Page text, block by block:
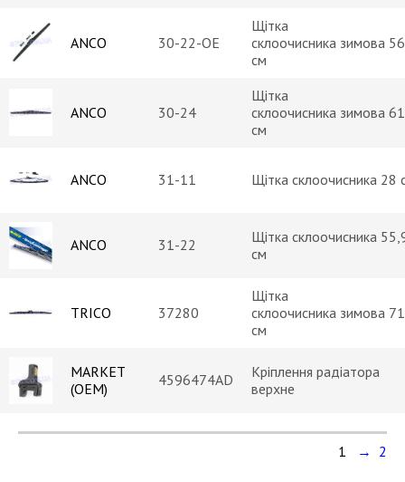
ANCO 30-22-OE
Щітка
склоочисника зимова 56
см
ANCO 30-24
Щітка
склоочисника зимова 61
см
ANCO 31-11 Щітка склоочисника 28
ANCO 31-22
Щітка склоочисника
см
TRICO 37280
Щітка
склоочисника зимова 71
см
MARKET
(OEM)
4596474AD
Кріплення радіатора
верхне
1 → 2